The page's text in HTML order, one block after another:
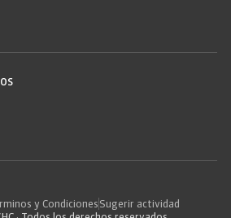
y CondicionesSugerir actividad